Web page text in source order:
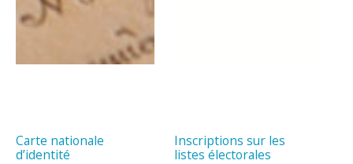
Carte nationale
d’identité
Inscriptions sur les
listes électorales